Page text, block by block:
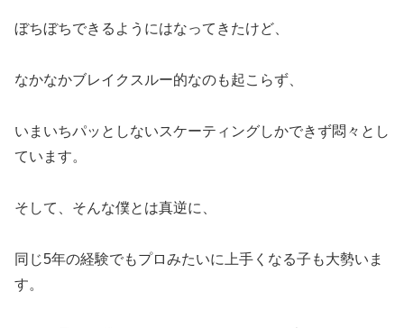
ぼちぼちできるようにはなってきたけど、
なかなかブレイクスルー的なのも起こらず、
いまいちパッとしないスケーティングしかできず悶々とし
ています。
そして、そんな僕とは真逆に、
同じ5年の経験でもプロみたいに上手くなる子も大勢いま
す。